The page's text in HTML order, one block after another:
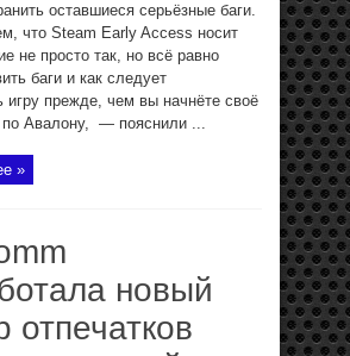
оставшиеся серьёзные баги.
что Steam Early Access носит
не просто так, но всё равно
баги и как следует
игру прежде, чем вы начнёте своё
по Авалону, — пояснили ...
»
новый
отпечатков